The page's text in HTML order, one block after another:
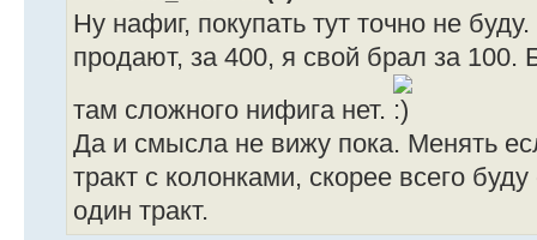
Ну нафиг, покупать тут точно не
продают, за 400, я свой брал за
там сложного нифига нет.
Да и смысла не вижу пока. Менять
тракт с колонками, скорее всего
один тракт.